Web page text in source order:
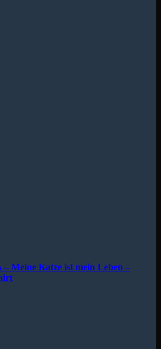
Meine Katze ist mein Leben –